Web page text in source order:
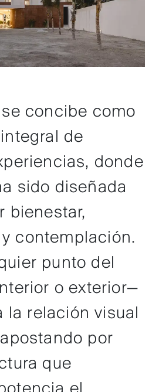
concibe como
de
donde
sido diseñada
bienestar,
contemplación.
punto del
o exterior—
la relación visual
por
que